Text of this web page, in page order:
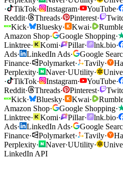
·
TikTok· Instagram· YouTube·
Reddit· Threads· Pinterest·
Kick· Bluesky· Kwai·
Amazon Shop· Google Shopping·
Linktree· Komi· Pillar· lnk.bio·
Ads· LinkedIn Ads· Google
Finance· Polymarket· Tavily·
Perplexity· Naver·UUtility·
·
TikTok· Instagram· YouTube·
Reddit· Threads· Pinterest·
Kick· Bluesky· Kwai·
Amazon Shop· Google Shopping·
Linktree· Komi· Pillar· lnk.bio·
Ads· LinkedIn Ads· Google
Finance· Polymarket· Tavily·
Perplexity· Naver·UUtility·
LinkedIn API